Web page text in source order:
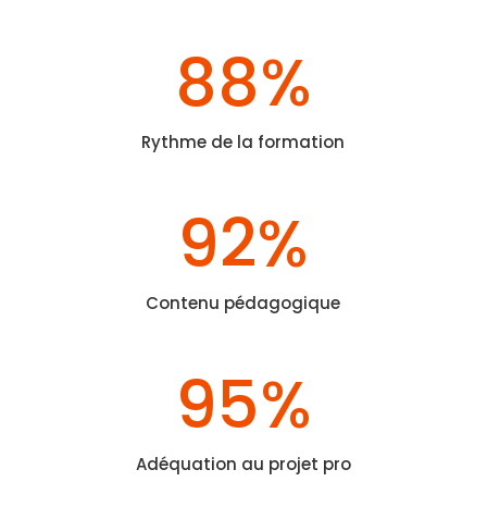
88%
Rythme de la formation
92%
Contenu pédagogique
95%
Adéquation au projet pro